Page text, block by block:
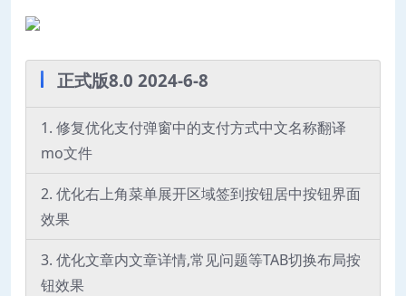
正式版8.0 2024-6-8
1. 修复优化支付弹窗中的支付方式中文名称翻译
mo文件
2. 优化右上角菜单展开区域签到按钮居中按钮界面
效果
3. 优化文章内文章详情,常见问题等TAB切换布局按
钮效果